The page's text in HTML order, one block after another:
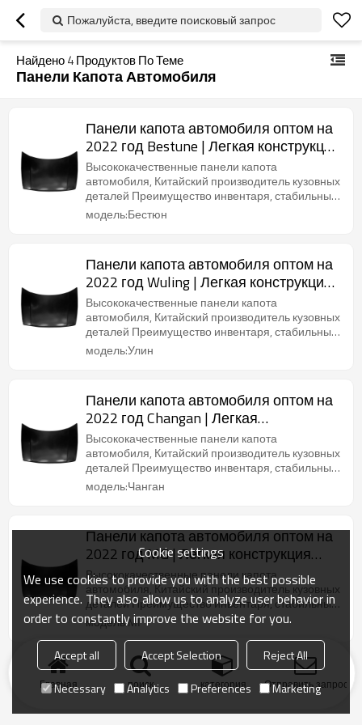
Пожалуйста, введите поисковый запрос
Найдено4Продуктов По Теме
Панели Капота Автомобиля
Панели капота автомобиля оптом на
2022 год Bestune | Легкая конструкция
повышает топливную экономичность
| Автозапчасти для Bestune
Высококачественные панели капота
автомобиля, Китайский производитель кузовных
деталей Преимущество инвентаря, стабильные
поставки, короткие сроки поставки
модель:Бестюн
Панели капота автомобиля оптом на
2022 год Wuling | Легкая конструкция
повышает топливную экономичность
| Автозапчасти для кузова Wuling
Высококачественные панели капота
автомобиля, Китайский производитель кузовных
деталей Преимущество инвентаря, стабильные
поставки, короткие сроки поставки
модель:Улин
Панели капота автомобиля оптом на
2022 год Changan | Легкая
конструкция повышает топливную
экономичность | Автозапчасти для
кузова Changan
Высококачественные панели капота
автомобиля, Китайский производитель кузовных
деталей Преимущество инвентаря, стабильные
поставки, короткие сроки поставки
модель:Чанган
Панели капота автомобиля оптом на
2022 год MG | Легкая конструкция
повышает топливную экономичность
| Автозапчасти для кузова MG
Высококачественные панели капота
автомобиля, Китайский производитель кузовных
деталей Преимущество инвентаря, стабильные
поставки, короткие сроки поставки
модель:МГ
Главная поиск категория Отправить запрос
Cookie settings
We use cookies to provide you with the best possible
experience. They also allow us to analyze user behavior in
order to constantly improve the website for you.
Accept all Accept Selection
Reject All
Necessary
Analytics Preferences Marketing